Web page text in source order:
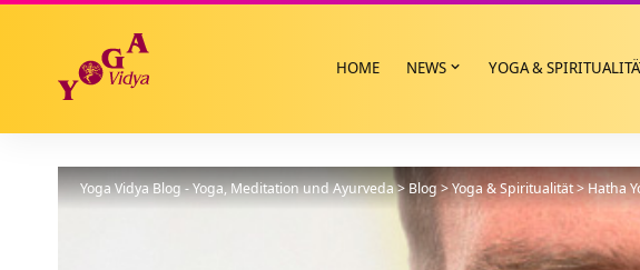
HOME NEWS YOGA &
Yoga Vidya Blog - Yoga, Meditation und Ayurveda>Blog>Yoga & Spiritualität>Hatha